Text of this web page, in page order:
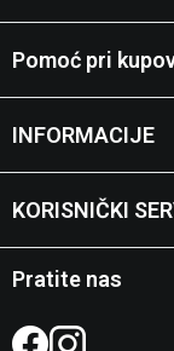
Pomoć pri
INFORMACIJE
KORISNIČKI
Pratite nas